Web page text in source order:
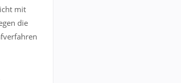
mit
die